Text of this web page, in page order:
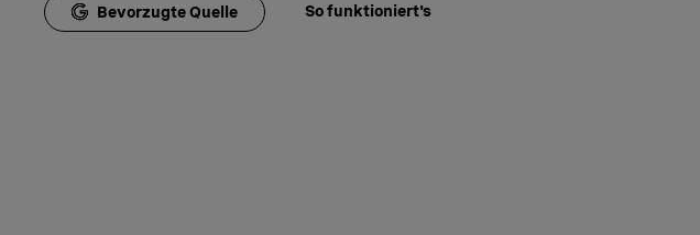
Bevorzugte Quelle So funktioniert's